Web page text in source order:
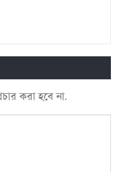
করা হবে না.